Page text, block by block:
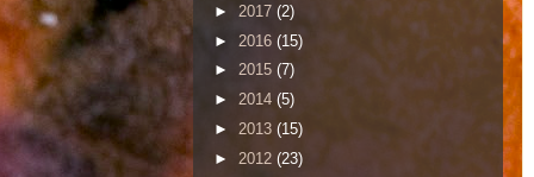
► 2017 (2)
► 2016 (15)
► 2015 (7)
► 2014 (5)
► 2013 (15)
► 2012 (23)